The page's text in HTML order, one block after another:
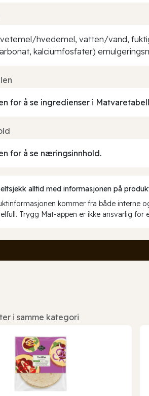
hvedemel, vatten/vand,
kalciumfosfater)
for å se ingredienser i
for å se næringsinnhold.
alltid med informasjonen på
kommer fra både interne
Trygg Mat-appen er ikke ansvarlig for
i samme kategori